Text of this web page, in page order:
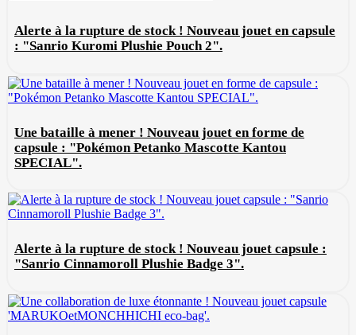
Alerte à la rupture de stock ! Nouveau jouet en capsule
: "Sanrio Kuromi Plushie Pouch 2".
Une bataille à mener ! Nouveau jouet en forme de
capsule : "Pokémon Petanko Mascotte Kantou
SPECIAL".
Alerte à la rupture de stock ! Nouveau jouet capsule :
"Sanrio Cinnamoroll Plushie Badge 3".